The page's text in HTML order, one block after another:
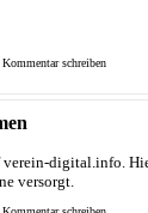
Kommentar schreiben
verein-digital.info.
versorgt.